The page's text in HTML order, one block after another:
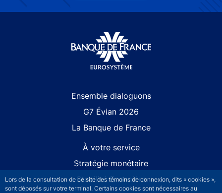
Lors de la consultation de ce site des témoins de connexion, dits « cookies »,
sont déposés sur votre terminal. Certains cookies sont nécessaires au
Ensemble dialoguons
G7 Évian 2026
La Banque de France
À votre service
Stratégie monétaire
Stabilité financière